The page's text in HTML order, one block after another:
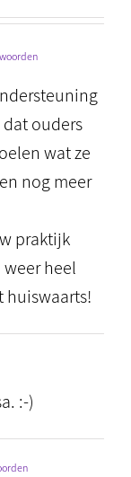
ouders
wat ze
nog meer
praktijk
heel
huiswaarts!
:-)